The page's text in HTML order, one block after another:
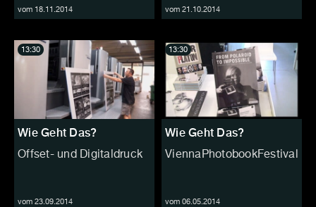
vom 18.11.2014 vom 21.10.2014
Wie Geht Das?
Offset- und Digitaldruck
vom 23.09.2014
13:30
Wie Geht Das?
ViennaPhotobookFestival
vom 06.05.2014
13:30